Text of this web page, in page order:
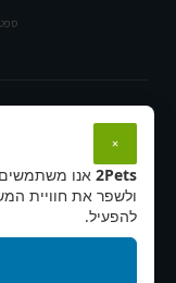
×
2Pets אנו
ולשפר את חוויית
להפעיל.